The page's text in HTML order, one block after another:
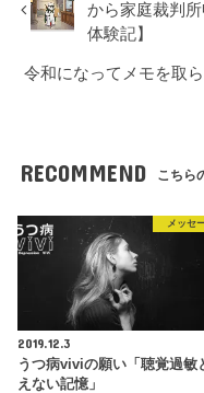
から家庭裁判
体験記】
令和になってメモを取
RECOMMEND こちら
メッセ
2019.12.3
うつ病viviの願い「聴覚過敏
えない記憶」